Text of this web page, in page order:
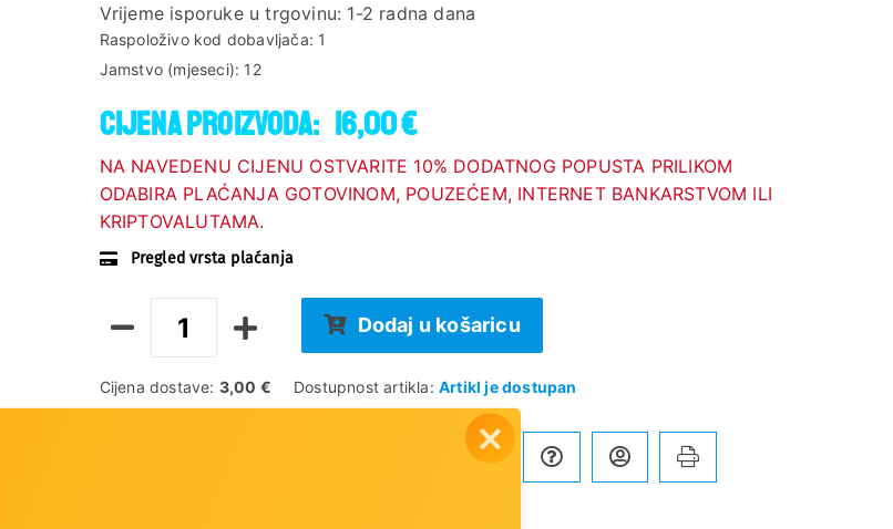
Vrijeme isporuke u trgovinu: 1-2 radna dana
Raspoloživo kod dobavljača: 1
Jamstvo (mjeseci): 12
Cijena proizvoda: 16,00 €
NA NAVEDENU CIJENU OSTVARITE 10% DODATNOG POPUSTA PRILIKOM
ODABIRA PLAĆANJA GOTOVINOM, POUZEĆEM, INTERNET BANKARSTVOM ILI
KRIPTOVALUTAMA.
Pregled vrsta plaćanja
Dodaj u košaricu
Cijena dostave: 3,00 € Dostupnost artikla:Artikl je dostupan
Usporedi